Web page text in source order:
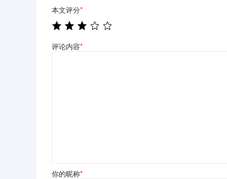
本文评分*
评论内容*
你的昵称*